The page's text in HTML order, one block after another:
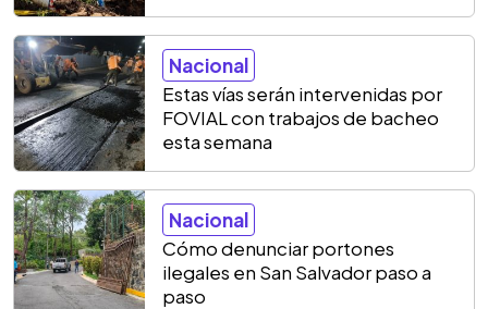
Nacional
Estas vías serán intervenidas por
FOVIAL con trabajos de bacheo
esta semana
Nacional
Cómo denunciar portones
ilegales en San Salvador paso a
paso